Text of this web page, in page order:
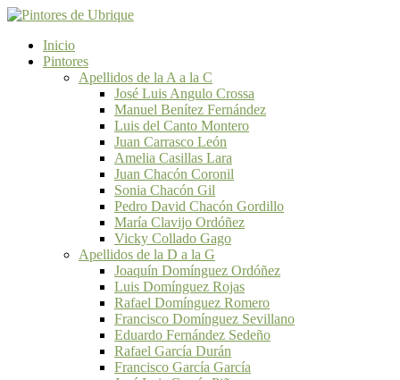
Inicio
Pintores
Apellidos de la A a la C
José Luis Angulo Crossa
Manuel Benítez Fernández
Luis del Canto Montero
Juan Carrasco León
Amelia Casillas Lara
Juan Chacón Coronil
Sonia Chacón Gil
Pedro David Chacón Gordillo
María Clavijo Ordóñez
Vicky Collado Gago
Apellidos de la D a la G
Joaquín Domínguez Ordóñez
Luis Domínguez Rojas
Rafael Domínguez Romero
Francisco Domínguez Sevillano
Eduardo Fernández Sedeño
Rafael García Durán
Francisco García García